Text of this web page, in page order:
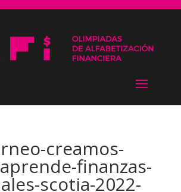
creamos-
finanzas-
scotia-2022-